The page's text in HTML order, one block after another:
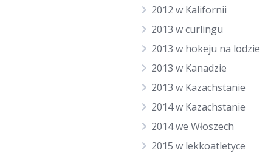
2012 w Kalifornii
2013 w curlingu
2013 w hokeju na lodzie
2013 w Kanadzie
2013 w Kazachstanie
2014 w Kazachstanie
2014 we Włoszech
2015 w lekkoatletyce